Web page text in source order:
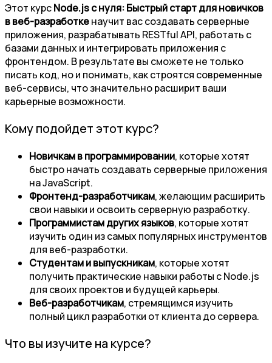
Этот курсNode.js с нуля: Быстрый старт для новичков
в веб-разработкенаучит вас создавать серверные
приложения, разрабатывать RESTful API, работать с
базами данных и интегрировать приложения с
фронтендом. В результате вы сможете не только
писать код, но и понимать, как строятся современные
веб-сервисы, что значительно расширит ваши
карьерные возможности.
Кому подойдет этот курс?
Новичкам в программировании, которые хотят
быстро начать создавать серверные приложения
на JavaScript.
Фронтенд-разработчикам, желающим расширить
свои навыки и освоить серверную разработку.
Программистам других языков, которые хотят
изучить один из самых популярных инструментов
для веб-разработки.
Студентам и выпускникам, которые хотят
получить практические навыки работы с Node.js
для своих проектов и будущей карьеры.
Веб-разработчикам, стремящимся изучить
полный цикл разработки от клиента до сервера.
Что вы изучите на курсе?